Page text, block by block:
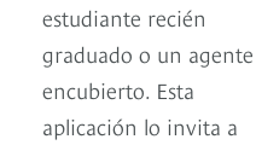
estudiante recién
graduado o un agente
encubierto. Esta
aplicación lo invita a